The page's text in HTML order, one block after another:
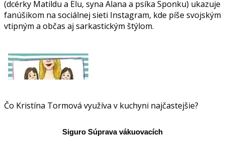
(dcérky Matildu a Elu, syna Alana a psíka Sponku) ukazuje
fanúšikom na sociálnej sieti Instagram, kde píše svojským
vtipným a občas aj sarkastickým štýlom.
Čo Kristína Tormová využíva v kuchyni najčastejšie?